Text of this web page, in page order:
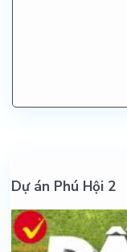
Dự án Phú Hội 2